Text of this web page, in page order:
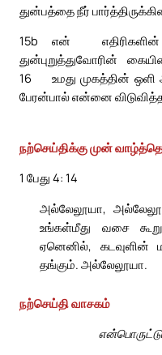
துன்பத்தை நீர்
15b
என்
துன்புறுத்துவோரின்
16
உமது முகத்தின் ஒளி
பேரன்பால் என்னை
நற்செய்திக்கு முன்
1 பேது 4: 14
அல்லேலூயா,
உங்கள்மீது வசை
ஏனெனில், கடவுளின்
தங்கும். அல்லேலூயா.
நற்செய்தி வாசகம்